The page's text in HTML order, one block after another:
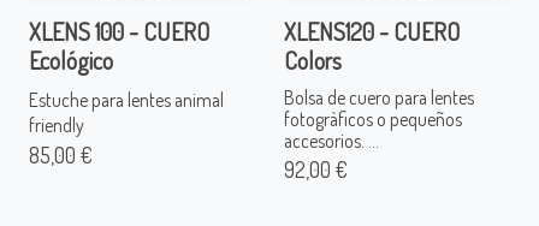
XLENS 100 - CUERO
Ecológico
Estuche para lentes animal
friendly
85,00 €
XLENS120 - CUERO
Colors
Bolsa de cuero para lentes
fotogràficos o pequeños
accesorios. ...
92,00 €